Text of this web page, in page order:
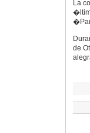
La
de